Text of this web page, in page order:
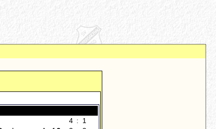
4 :
1